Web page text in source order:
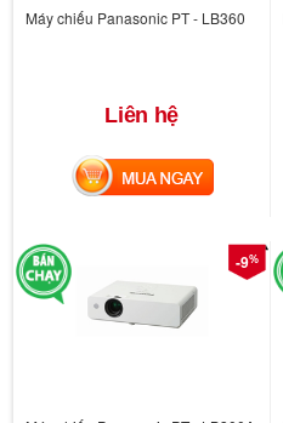
Máy chiếu Panasonic PT - LB360
Liên hệ
MUA NGAY
-9%